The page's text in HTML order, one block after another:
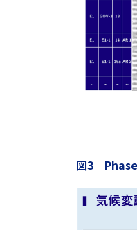
図3